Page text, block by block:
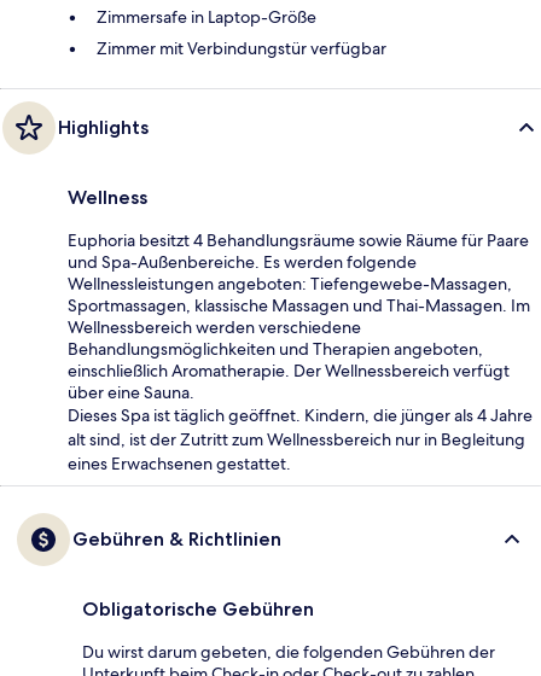
Zimmersafe in Laptop-Größe
Zimmer mit Verbindungstür verfügbar
Highlights
Wellness
Euphoria besitzt 4 Behandlungsräume sowie Räume für Paare
und Spa-Außenbereiche. Es werden folgende
Wellnessleistungen angeboten: Tiefengewebe-Massagen,
Sportmassagen, klassische Massagen und Thai-Massagen. Im
Wellnessbereich werden verschiedene
Behandlungsmöglichkeiten und Therapien angeboten,
einschließlich Aromatherapie. Der Wellnessbereich verfügt
über eine Sauna.
Dieses Spa ist täglich geöffnet. Kindern, die jünger als 4 Jahre
alt sind, ist der Zutritt zum Wellnessbereich nur in Begleitung
eines Erwachsenen gestattet.
Gebühren & Richtlinien
Obligatorische Gebühren
Du wirst darum gebeten, die folgenden Gebühren der